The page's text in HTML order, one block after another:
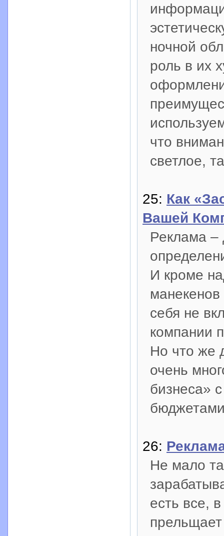
ночной
роль в их
что
светлое,
25: Как
Вашей
Реклама –
И кроме
себя не
компании
Но что же
очень
бизнеса»
26:
Не мало
есть все,